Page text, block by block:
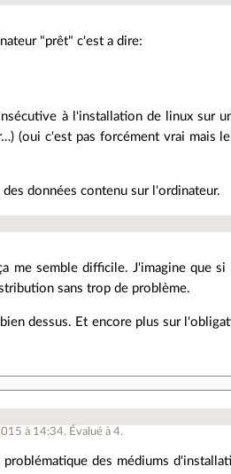
"prêt" c'est a dire:
à l'installation de linux sur
(oui c'est pas forcément vrai mais
données contenu sur l'ordinateur.
me semble difficile. J'imagine que si
sans trop de problème.
dessus. Et encore plus sur
à 14:34. Évalué à4.
des médiums